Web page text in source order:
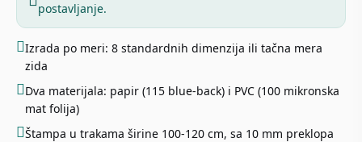
postavljanje.
Izrada po meri: 8 standardnih dimenzija ili tačna mera
zida
Dva materijala: papir (115 blue-back) i PVC (100 mikronska
mat folija)
Štampa u trakama širine 100-120 cm, sa 10 mm preklopa